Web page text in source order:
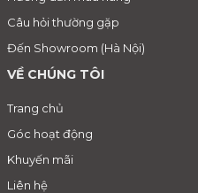
Câu hỏi thường gặp
Đến Showroom (Hà Nội)
VỀ CHÚNG TÔI
Trang chủ
Góc hoạt động
Khuyến mãi
Liên hệ